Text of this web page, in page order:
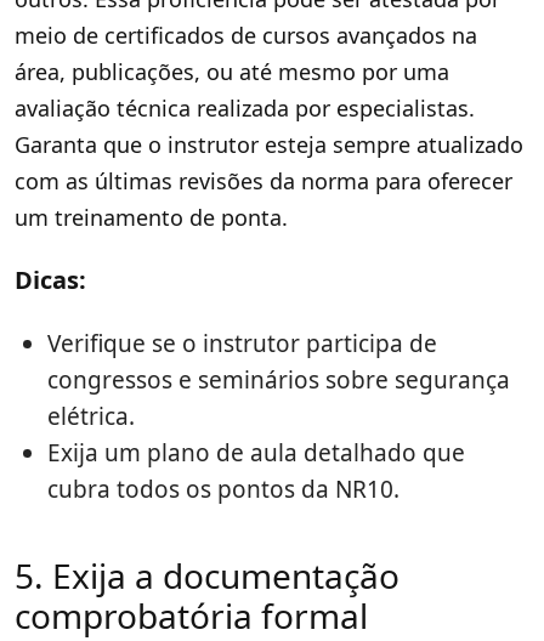
meio de certificados de cursos avançados na
área, publicações, ou até mesmo por uma
avaliação técnica realizada por especialistas.
Garanta que o instrutor esteja sempre atualizado
com as últimas revisões da norma para oferecer
um treinamento de ponta.
Dicas:
Verifique se o instrutor participa de
congressos e seminários sobre segurança
elétrica.
Exija um plano de aula detalhado que
cubra todos os pontos da NR10.
5. Exija a documentação
comprobatória formal